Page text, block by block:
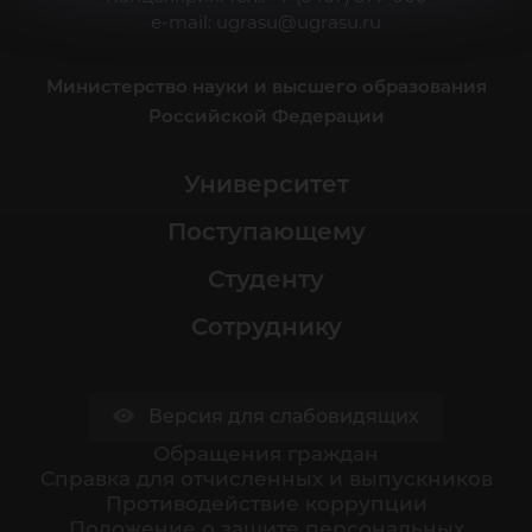
e-mail:
ugrasu@ugrasu.ru
Министерство науки и высшего образования
Российской Федерации
Университет
Поступающему
Студенту
Сотруднику